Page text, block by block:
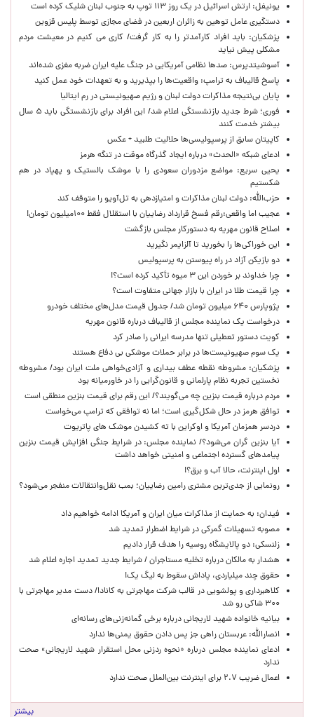
یونیفل: ارتش اسرائیل در یک روز ۱۱۳ توپ به جنوب لبنان شلیک کرده است
دستگیری عامل توهین به زائران اربعین در فضای مجازی توسط پلیس قزوین
پزشکیان: باید افراد کارآمدتر را به کار گرفت/ کاری می کنیم در معیشت مردم
مشکلی پیش نیاید
آسوشیتدپرس: صدها نظامی آمریکایی در جنگ علیه ایران ضربه مغزی شده‌اند
پاسخ قالیباف به ترامپ: واقعیت‌ها را بپذیرید و به تعهدات خود عمل کنید
پایان بی‌نتیجه مذاکرات دولت لبنان و رژیم صهیونیستی در رم ایتالیا
فوری؛ شرط جدید بازنشستگی اعلام شد/ این افراد برای بازنشستگی باید ۵ سال
بیشتر خدمت کنند
کاپیتان سابق از پرسپولیسی‌ها حلالیت طلبید + عکس
ادعای شبکه «الحدث» درباره ایجاد گذرگاه موقت در تنگه هرمز
یحیی سریع: مواضع مزدوران سعودی را با موشک بالستیک و پهپاد در هم
شکستیم
حزب‌الله: دولت لبنان مذاکرات و امتیازدهی به تل‌آویو را متوقف کند
عجیب اما واقعی:رقم فسخ قرارداد رضاییان با استقلال فقط ۱۰۰میلیون تومان!
اصلاح قانون مهریه به دستورکار مجلس بازگشت
این خوراکی‌ها را بخورید تا آلزایمر نگیرید
دو بازیکن آزاد در راه پیوستن به پرسپولیس
چرا خداوند بر خوردن این ۳ میوه تأکید کرده است؟!
چرا قیمت طلا در ایران با بازار جهانی متفاوت است؟
پژوپارس ۶۴۰ میلیون تومان شد/ جدول قیمت مدل‌های مختلف خودرو
درخواست یک نماینده مجلس از قالیباف درباره قانون مهریه
کویت دستور تعطیلی تنها مدرسه ایرانی را صادر کرد
یک‌ سوم صهیونیست‌ها در برابر حملات موشکی بی دفاع هستند
پزشکیان: مشروطه نقطه عطف بیداری و آزادی‌خواهی ملت ایران بود/ مشروطه
نخستین تجربه نظام پارلمانی و قانون‌گرایی را در خاورمیانه بود
مردم درباره قیمت بنزین چه می‌گویند؟/ این رقم برای قیمت بنزین منطقی است
توافق هرمز در حال شکل‌گیری است؛ اما نه توافقی که ترامپ می‌خواست
دردسر همزمان آمریکا و اوکراین با ته کشیدن موشک های پاتریوت
آیا بنزین گران می‌شود؟/ نماینده مجلس: در شرایط جنگی افزایش قیمت بنزین
پیامدهای گسترده اجتماعی و امنیتی خواهد داشت
اول اینترنت، حالا آب و برق؟!
رونمایی از جدی‌ترین مشتری رامین رضاییان؛ بمب نقل‌وانتقالات منفجر می‌شود؟
فیدان: به حمایت از مذاکرات میان ایران و آمریکا ادامه خواهیم داد
مصوبه تسهیلات گمرکی در شرایط اضطرار تمدید شد
زلنسکی: دو پالایشگاه روسیه را هدف قرار دادیم
هشدار به مالکان درباره تخلیه مستاجران / شرایط جدید تمدید اجاره اعلام شد
حقوق چند میلیاردی، پاداش سقوط به لیگ یک!
کلاهبرداری و پولشویی در قالب شرکت مهاجرتی به کانادا/ دست مدیر مهاجرتی با
۳۰۰ شاکی رو شد
بیانیه خانواده شهید لاریجانی درباره برخی گمانه‌زنی‌های رسانه‌ای
انصارالله: عربستان راهی جز پس دادن حقوق یمنی‌ها ندارد
ادعای نماینده مجلس درباره «نحوه ردزنی محل استقرار شهید لاریجانی» صحت
ندارد
اعمال ضریب ۲.۷ برای اینترنت بین‌الملل صحت ندارد
بیشتر